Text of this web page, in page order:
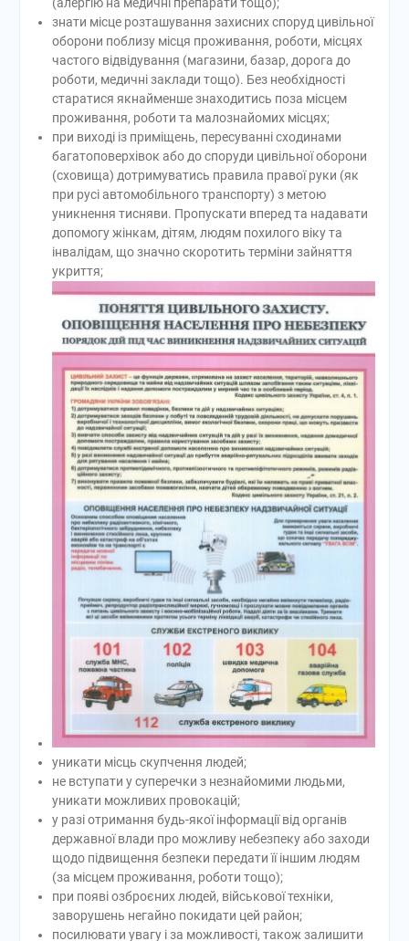
(алергію на медичні препарати тощо);
знати місце розташування захисних споруд цивільної
оборони поблизу місця проживання, роботи, місцях
частого відвідування (магазини, базар, дорога до
роботи, медичні заклади тощо). Без необхідності
старатися якнайменше знаходитись поза місцем
проживання, роботи та малознайомих місцях;
при виході із приміщень, пересуванні сходинами
багатоповерхівок або до споруди цивільної оборони
(сховища) дотримуватись правила правої руки (як
при русі автомобільного транспорту) з метою
уникнення тисняви. Пропускати вперед та надавати
допомогу жінкам, дітям, людям похилого віку та
інвалідам, що значно скоротить терміни зайняття
укриття;
уникати місць скупчення людей;
не вступати у суперечки з незнайомими людьми,
уникати можливих провокацій;
у разі отримання будь-якої інформації від органів
державної влади про можливу небезпеку або заходи
щодо підвищення безпеки передати її іншим людям
(за місцем проживання, роботи тощо);
при появі озброєних людей, військової техніки,
заворушень негайно покидати цей район;
посилювати увагу і за можливості, також залишити